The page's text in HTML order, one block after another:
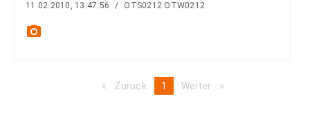
11.02.2010, 13:47:56 / OTS0212 OTW0212
photo_camera
Zurück pageYou're
1 Weiter page